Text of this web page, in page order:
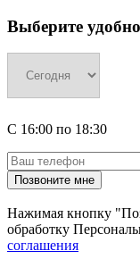
Выберите
С 16:00 по 18:30
Нажимая кнопку
обработку
соглашения